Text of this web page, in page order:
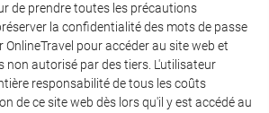
de prendre toutes les précautions
la confidentialité des mots de passe
pour accéder au site web et
non autorisé par des tiers. L'utilisateur
responsabilité de tous les coûts
de ce site web dès lors qu'il y est accédé au